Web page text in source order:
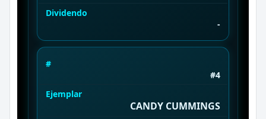
Dividendo
-
#
#4
Ejemplar
CANDY CUMMINGS